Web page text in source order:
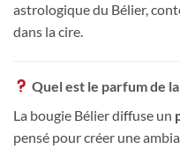
astrologique du Bélier,
dans la cire.
Quel est le parfum de
La bougie Bélier diffuse un
pensé pour créer une